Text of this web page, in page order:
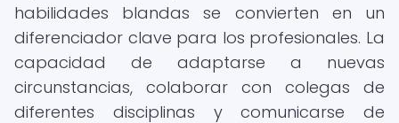
habilidades blandas se convierten en un
diferenciador clave para los profesionales. La
capacidad de adaptarse a nuevas
circunstancias, colaborar con colegas de
diferentes disciplinas y comunicarse de